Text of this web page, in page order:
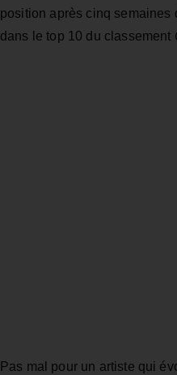
position après cinq semaines
dans le top 10 du classement
Pas mal pour un artiste qui